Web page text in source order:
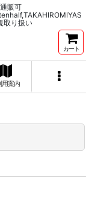
販可
取り扱い
カート
用案内